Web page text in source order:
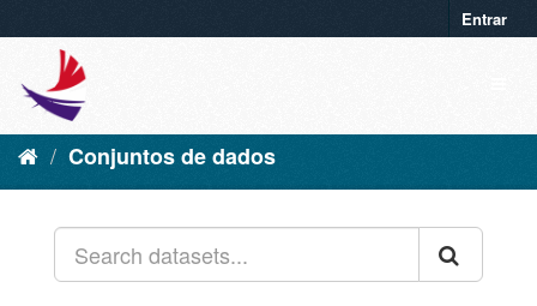
Entrar
Conjuntos de dados